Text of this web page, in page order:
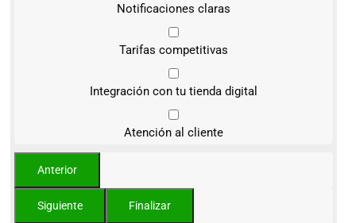
Notificaciones claras
Tarifas competitivas
Integración con tu tienda digital
Atención al cliente